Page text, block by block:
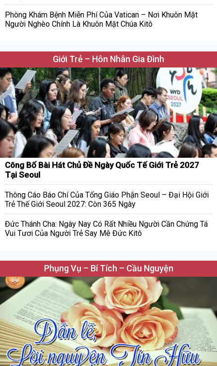
Phòng Khám Bệnh Miễn Phí Của Vatican – Nơi Khuôn Mặt
Người Nghèo Chính Là Khuôn Mặt Chúa Kitô
Giới Trẻ – Hôn Nhân Gia Đình
Công Bố Bài Hát Chủ Đề Ngày Quốc Tế Giới Trẻ 2027
Tại Seoul
Thông Cáo Báo Chí Của Tổng Giáo Phận Seoul – Đại Hội Giới
Trẻ Thế Giới Seoul 2027: Còn 365 Ngày
Đức Thánh Cha: Ngày Nay Có Rất Nhiều Người Cần Chứng Tá
Vui Tươi Của Người Trẻ Say Mê Đức Kitô
Phụng Vụ – Bí Tích – Cầu Nguyện